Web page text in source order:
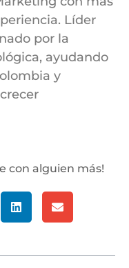
Líder
por la
ayudando
y
con alguien más!